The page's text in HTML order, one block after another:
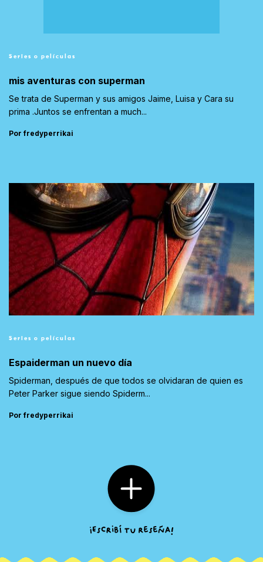
Series o películas
mis aventuras con superman
Se trata de Superman y sus amigos Jaime, Luisa y Cara su
prima .Juntos se enfrentan a much...
Por fredyperrikai
Series o películas
Espaiderman un nuevo día
Spiderman, después de que todos se olvidaran de quien es
Peter Parker sigue siendo Spiderm...
Por fredyperrikai